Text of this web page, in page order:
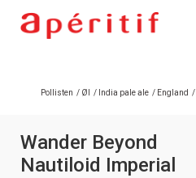
Pollisten / Øl / India pale ale / England /
Wander Beyond
Nautiloid Imperial